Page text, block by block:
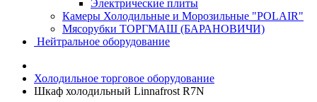
Электрические плиты
Камеры Холодильные и Морозильные "POLAIR"
Мясорубки ТОРГМАШ (БАРАНОВИЧИ)
Нейтральное оборудование
Холодильное торговое оборудование
Шкаф холодильный Linnafrost R7N